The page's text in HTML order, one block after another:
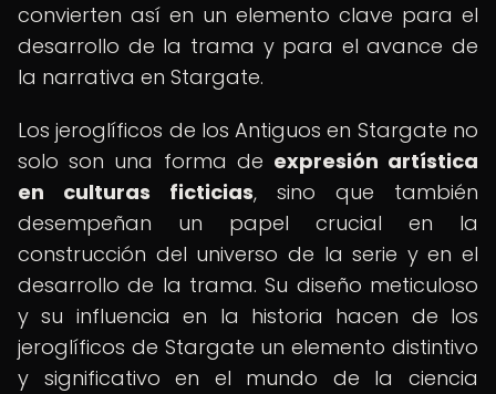
convierten así en un elemento clave para el
desarrollo de la trama y para el avance de
la narrativa en Stargate.
Los jeroglíficos de los Antiguos en Stargate no
solo son una forma de expresión artística
en culturas ficticias, sino que también
desempeñan un papel crucial en la
construcción del universo de la serie y en el
desarrollo de la trama. Su diseño meticuloso
y su influencia en la historia hacen de los
jeroglíficos de Stargate un elemento distintivo
y significativo en el mundo de la ciencia